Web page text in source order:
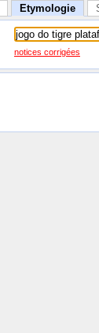
Etymologie
notices corrigées